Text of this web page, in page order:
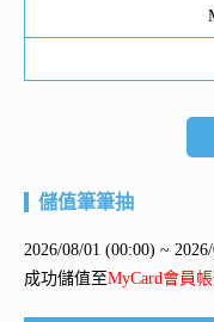
儲值筆筆抽
2026/08/01 (00:00) ~
成功儲值至MyCard會員